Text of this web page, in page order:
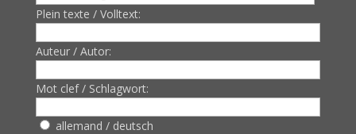
Plein texte / Volltext:
Auteur / Autor:
Mot clef / Schlagwort:
allemand / deutsch